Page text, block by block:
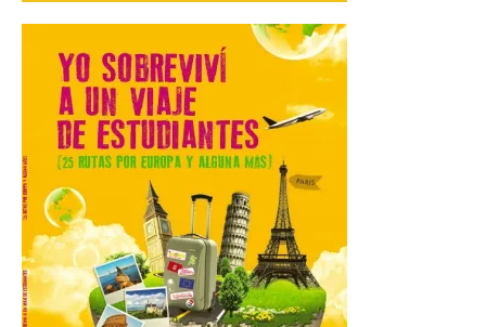
mes de vigencia
7 Ago 2026
Las personas que hayan
cumplido o cumplan 18
años en 2026 pueden
solicitar esta ayuda en la
web
https://bonoculturajoven.gob.es/ hasta el
31 de octubre. Desde este año, los 400
euros del Bono pueden utilizarse tanto
para consumir productos culturales como
[…]